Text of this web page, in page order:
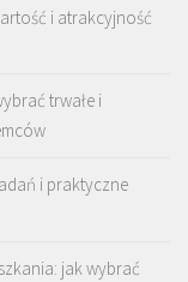
i atrakcyjność
trwałe i
i praktyczne
jak wybrać